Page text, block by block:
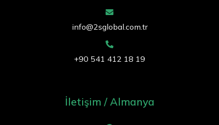
info@2sglobal.com.tr
+90 541 412 18 19
İletişim / Almanya